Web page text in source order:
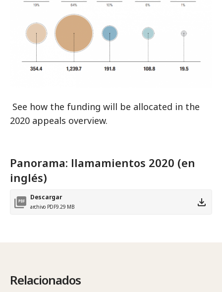
See how the funding will be allocated in the
2020 appeals overview.
Panorama: llamamientos 2020 (en
inglés)
Descargar
archivo PDF9.29 MB
Relacionados